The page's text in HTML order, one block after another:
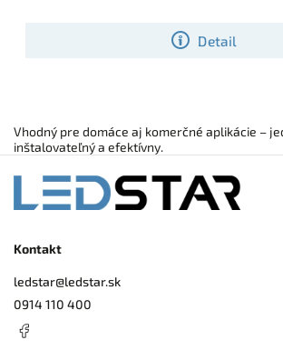
Detail
Vhodný pre domáce aj komerčné aplikácie –
inštalovateľný a efektívny.
Kontakt
ledstar@ledstar.sk
0914 110 400